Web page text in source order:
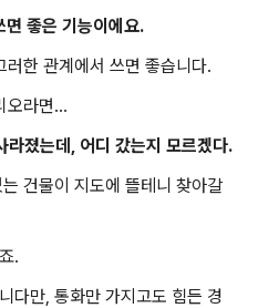
좋은 기능이에요.
한 관계에서 쓰면 좋습니다.
오라면...
졌는데, 어디 갔는지 모르겠다.
건물이 지도에 뜰테니 찾아갈
.
다만, 통화만 가지고도 힘든 경